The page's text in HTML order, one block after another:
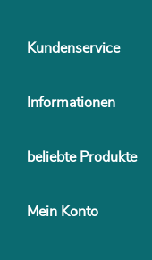
Kundenservice
Informationen
beliebte Produkte
Mein Konto